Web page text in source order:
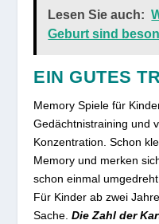
Lesen Sie auch:
Geburt sind
EIN GUTES
Memory Spiele für
Gedächtnistraining und
Konzentration. Schon
Memory und merken
schon einmal
Für Kinder ab zwei
Sache.Die Zahl der